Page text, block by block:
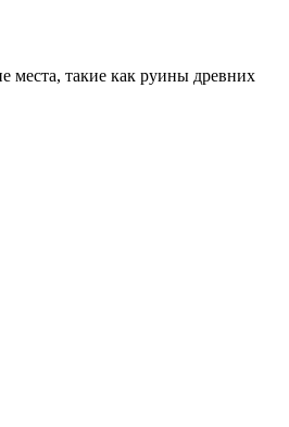
места, такие как руины древних